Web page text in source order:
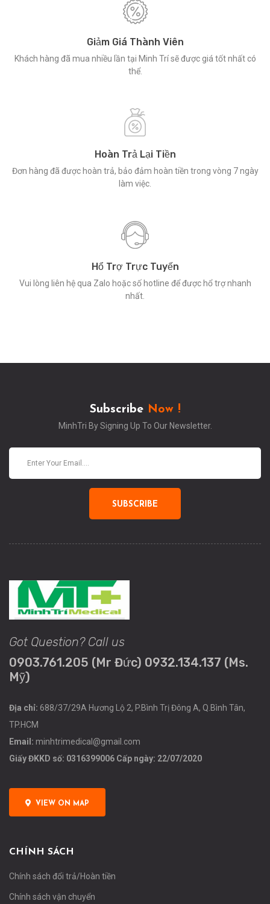
Giảm Giá Thành Viên
Khách hàng đã mua nhiều lần tại Minh Trí sẽ được giá tốt nhất có
thể.
Hoàn Trả Lại Tiền
Đơn hàng đã được hoàn trả, bảo đảm hoàn tiền trong vòng 7 ngày
làm việc.
Hổ Trợ Trực Tuyến
Vui lòng liên hệ qua Zalo hoặc số hotline để được hổ trợ nhanh
nhất.
Subscribe Now !
MinhTri By Signing Up To Our Newsletter.
SUBSCRIBE
Got Question? Call us
0903.761.205 (Mr Đức) 0932.134.137 (Ms.
Mỹ)
Địa chỉ: 688/37/29A Hương Lộ 2, P.Bình Trị Đông A, Q.Bình Tân,
TP.HCM
Email: minhtrimedical@gmail.com
Giấy ĐKKD số: 0316399006 Cấp ngày: 22/07/2020
VIEW ON MAP
CHÍNH SÁCH
Chính sách đổi trả/Hoàn tiền
Chính sách vận chuyển